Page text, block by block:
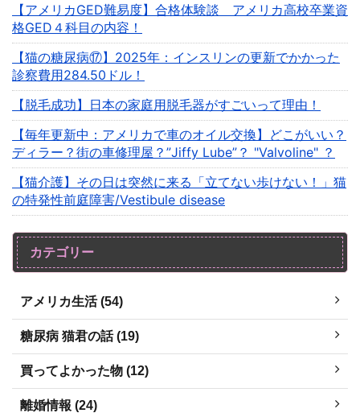
【アメリカGED難易度】合格体験談 アメリカ高校卒業資
格GED４科目の内容！
【猫の糖尿病⑰】2025年：インスリンの更新でかかった
診察費用284.50ドル！
【脱毛成功】日本の家庭用脱毛器がすごいって理由！
【毎年更新中：アメリカで車のオイル交換】どこがいい？
ディラー？街の車修理屋？”Jiffy Lube”？ "Valvoline" ？
【猫介護】その日は突然に来る「立てない歩けない！」猫
の特発性前庭障害/Vestibule disease
カテゴリー
アメリカ生活 (54)
糖尿病 猫君の話 (19)
買ってよかった物 (12)
離婚情報 (24)